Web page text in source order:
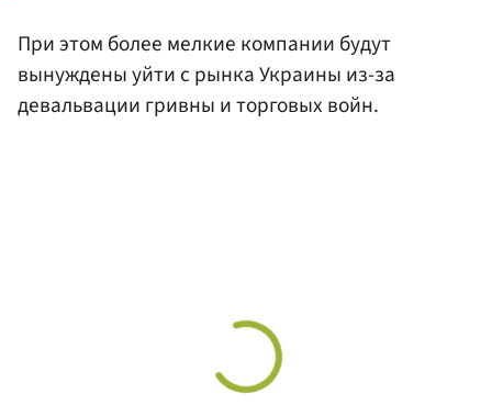
При этом более мелкие компании будут
вынуждены уйти с рынка Украины из-за
девальвации гривны и торговых войн.